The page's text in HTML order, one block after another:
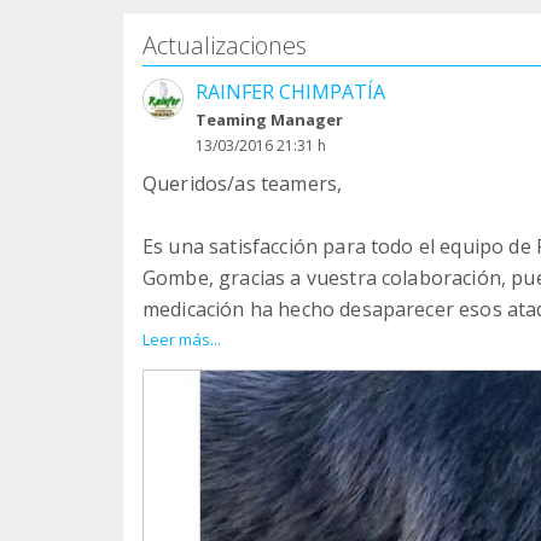
Actualizaciones
RAINFER CHIMPATÍA
Teaming Manager
13/03/2016 21:31 h
Queridos/as teamers,
Es una satisfacción para todo el equipo
Gombe, gracias a vuestra colaboración,
medicación ha hecho desaparecer esos
incontrolado de su mano, evitando así el
enormemente la relación con sus dos
que sufría Gombe, también repercutían
intención, hecho que le hacía sentir
rechazaron, es más, le brindaron su
recuperación .
Leer más...